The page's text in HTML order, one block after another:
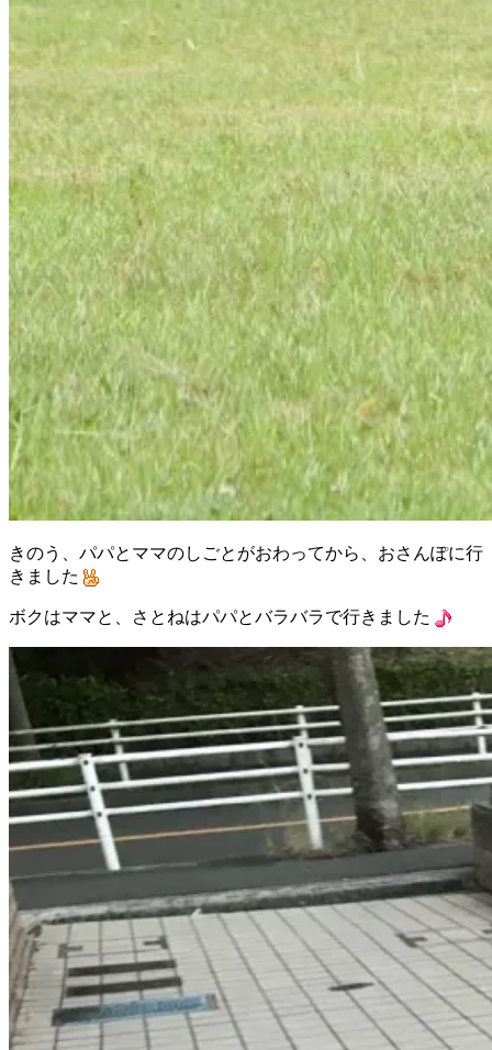
きのう、パパとママのしごとがおわってから、おさんぽに行
きました
ボクはママと、さとねはパパとバラバラで行きました